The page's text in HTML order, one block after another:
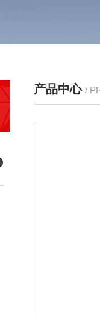
产品中心 /